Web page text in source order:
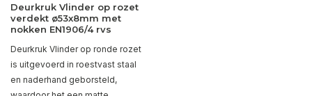
Deurkruk Vlinder op rozet
verdekt ø53x8mm met
nokken EN1906/4 rvs
Deurkruk Vlinder op ronde rozet
is uitgevoerd in roestvast staal
en naderhand geborsteld,